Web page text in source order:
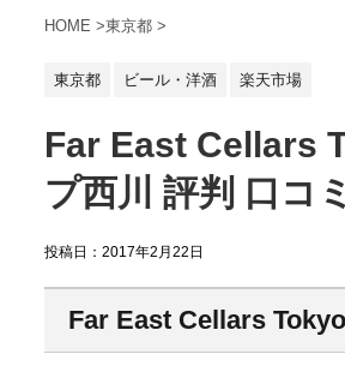
HOME >東京都 >
東京都 ビール・洋酒 楽天市場
Far East Cellars
プ西川 評判 口コミ
投稿日： 2017年2月22日
Far East Cellars Tokyo